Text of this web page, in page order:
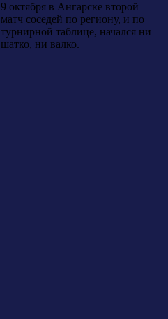
9 октября в Ангарске второй
матч соседей по региону, и по
турнирной таблице, начался ни
шатко, ни валко.